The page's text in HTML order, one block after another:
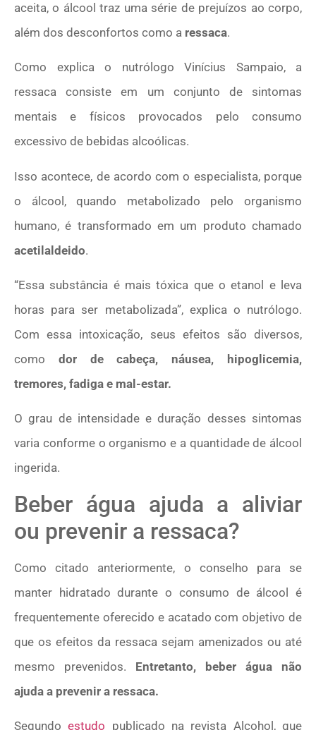
aceita, o álcool traz uma série de prejuízos ao corpo,
além dos desconfortos como a ressaca.
Como explica o nutrólogo Vinícius Sampaio, a
ressaca consiste em um conjunto de sintomas
mentais e físicos provocados pelo consumo
excessivo de bebidas alcoólicas.
Isso acontece, de acordo com o especialista, porque
o álcool, quando metabolizado pelo organismo
humano, é transformado em um produto chamado
acetilaldeido.
“Essa substância é mais tóxica que o etanol e leva
horas para ser metabolizada”, explica o nutrólogo.
Com essa intoxicação, seus efeitos são diversos,
como dor de cabeça, náusea, hipoglicemia,
tremores, fadiga e mal-estar.
O grau de intensidade e duração desses sintomas
varia conforme o organismo e a quantidade de álcool
ingerida.
Beber água ajuda a aliviar
ou prevenir a ressaca?
Como citado anteriormente, o conselho para se
manter hidratado durante o consumo de álcool é
frequentemente oferecido e acatado com objetivo de
que os efeitos da ressaca sejam amenizados ou até
mesmo prevenidos. Entretanto, beber água não
ajuda a prevenir a ressaca.
Segundoestudo publicado na revista Alcohol, que